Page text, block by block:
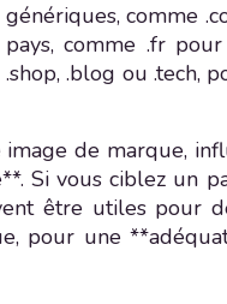
comme
comme .fr
.blog ou .tech,
de marque,
Si vous ciblez un
être utiles pour
pour une